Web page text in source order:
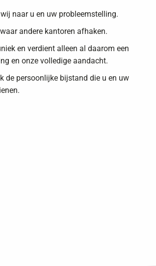
naar u en uw probleemstelling.
andere kantoren afhaken.
en verdient alleen al daarom een
en onze volledige aandacht.
de persoonlijke bijstand die u en uw